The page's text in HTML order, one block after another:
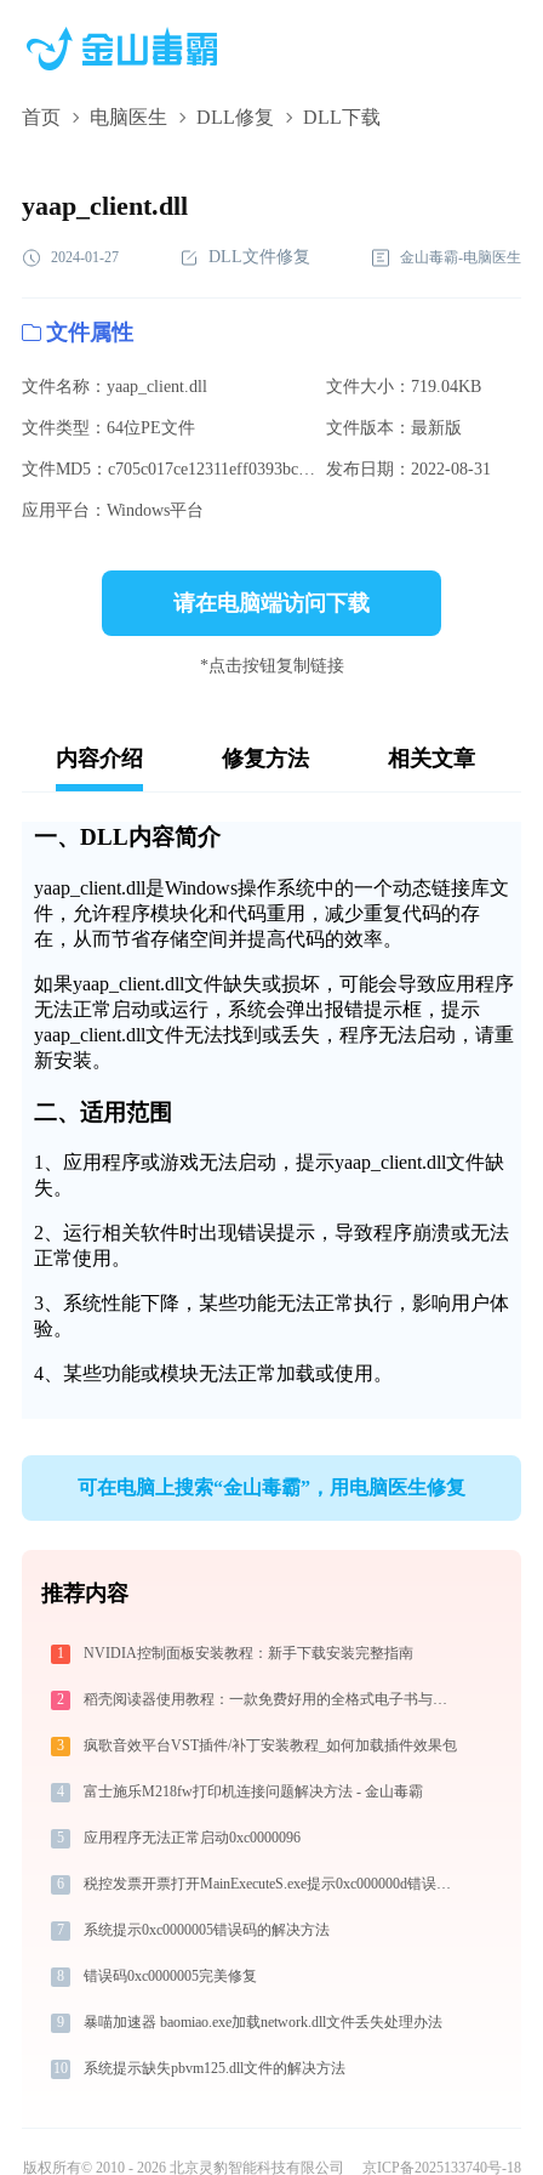
首页 电脑医生 DLL修复 DLL下载
yaap_client.dll,yaap_client.dll下载,yaap_client.dll修复
yaap_client.dll
2024-01-27 DLL文件修复 金山毒霸-电脑医生
文件属性
文件名称：yaap_client.dll 文件大小：719.04KB
文件类型：64位PE文件 文件版本：最新版
文件MD5：c705c017ce12311eff0393bca5606dce 发布日期：2022-08-31
应用平台：Windows平台
请在电脑端访问下载
*点击按钮复制链接
内容介绍 修复方法 相关文章
一、DLL内容简介
yaap_client.dll是Windows操作系统中的一个动态链接库文
件，允许程序模块化和代码重用，减少重复代码的存
在，从而节省存储空间并提高代码的效率。
如果yaap_client.dll文件缺失或损坏，可能会导致应用程序
无法正常启动或运行，系统会弹出报错提示框，提示
yaap_client.dll文件无法找到或丢失，程序无法启动，请重
新安装。
二、适用范围
1、应用程序或游戏无法启动，提示yaap_client.dll文件缺
失。
2、运行相关软件时出现错误提示，导致程序崩溃或无法
正常使用。
3、系统性能下降，某些功能无法正常执行，影响用户体
验。
4、某些功能或模块无法正常加载或使用。
可在电脑上搜索“金山毒霸”，用电脑医生修复
推荐内容
1 NVIDIA控制面板安装教程：新手下载安装完整指南
2 稻壳阅读器使用教程：一款免费好用的全格式电子书与文档阅读神器
3 疯歌音效平台VST插件/补丁安装教程_如何加载插件效果包
4 富士施乐M218fw打印机连接问题解决方法 - 金山毒霸
5 应用程序无法正常启动0xc0000096
6 税控发票开票打开MainExecuteS.exe提示0xc000000d错误码怎么办
7 系统提示0xc0000005错误码的解决方法
8 错误码0xc0000005完美修复
9 暴喵加速器 baomiao.exe加载network.dll文件丢失处理办法
10 系统提示缺失pbvm125.dll文件的解决方法
版权所有© 2010 - 2026 北京灵豹智能科技有限公司 京ICP备2025133740号-18